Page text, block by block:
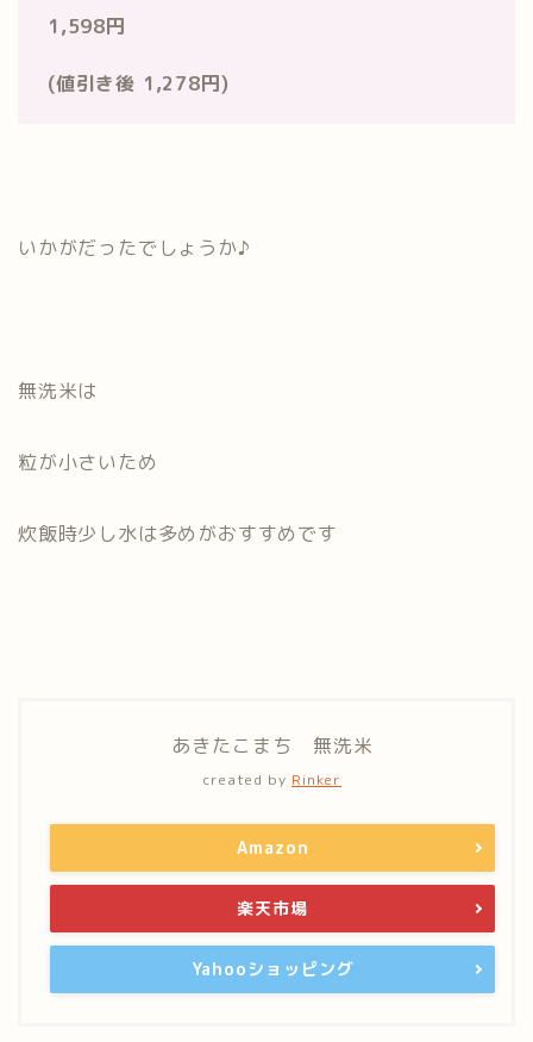
1,598円
(値引き後 1,278円)
いかがだったでしょうか♪
無洗米は
粒が小さいため
炊飯時少し水は多めがおすすめです
あきたこまち 無洗米
created by Rinker
Amazon
楽天市場
Yahooショッピング